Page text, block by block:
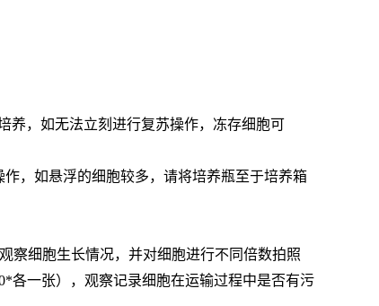
养，如无法立刻进行复苏操作，冻存细胞可
，如悬浮的细胞较多，请将培养瓶至于培养箱
察细胞生长情况，并对细胞进行不同倍数拍照
各一张），观察记录细胞在运输过程中是否有污